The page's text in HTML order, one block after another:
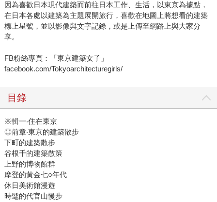
因為喜歡日本現代建築而前往日本工作、生活，以東京為據點，
在日本各處以建築為主題展開旅行，喜歡在地圖上將想看的建築
標上星號，並以影像與文字記錄，或是上傳至網路上與大家分
享。
FB粉絲專頁：「東京建築女子」
facebook.com/Tokyoarchitecturegirls/
目錄
※輯一‧住在東京
◎前章‧東京的建築散步
下町的建築散步
谷根千的建築散策
上野的博物館群
摩登的黃金七○年代
休日美術館漫遊
時髦的代官山慢步